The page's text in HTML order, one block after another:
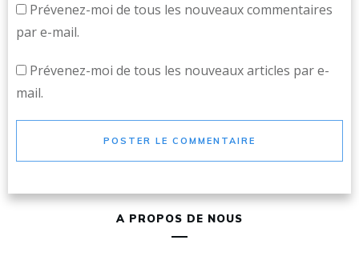
Prévenez-moi de tous les nouveaux commentaires
par e-mail.
Prévenez-moi de tous les nouveaux articles par e-
mail.
POSTER LE COMMENTAIRE
A PROPOS DE NOUS